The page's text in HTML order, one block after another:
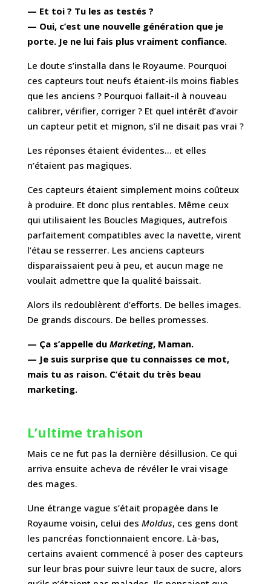
— Et toi ? Tu les as testés ?
— Oui, c’est une nouvelle génération que je
porte. Je ne lui fais plus vraiment confiance.
Le doute s’installa dans le Royaume. Pourquoi
ces capteurs tout neufs étaient-ils moins fiables
que les anciens ? Pourquoi fallait-il à nouveau
calibrer, vérifier, corriger ? Et quel intérêt d’avoir
un capteur petit et mignon, s’il ne disait pas vrai ?
Les réponses étaient évidentes… et elles
n’étaient pas magiques.
Ces capteurs étaient simplement moins coûteux
à produire. Et donc plus rentables. Même ceux
qui utilisaient les Boucles Magiques, autrefois
parfaitement compatibles avec la navette, virent
l’étau se resserrer. Les anciens capteurs
disparaissaient peu à peu, et aucun mage ne
voulait admettre que la qualité baissait.
Alors ils redoublèrent d’efforts. De belles images.
De grands discours. De belles promesses.
— Ça s’appelle du Marketing, Maman.
— Je suis surprise que tu connaisses ce mot,
mais tu as raison. C’était du très beau
marketing.
L’ultime trahison
Mais ce ne fut pas la dernière désillusion. Ce qui
arriva ensuite acheva de révéler le vrai visage
des mages.
Une étrange vague s’était propagée dans le
Royaume voisin, celui des Moldus, ces gens dont
les pancréas fonctionnaient encore. Là-bas,
certains avaient commencé à poser des capteurs
sur leur bras pour suivre leur taux de sucre, alors